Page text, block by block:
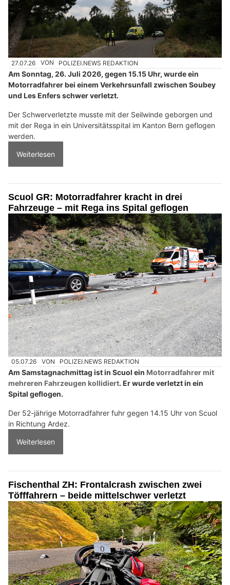
27.07.26 VON POLIZEI.NEWS REDAKTION
Am Sonntag, 26. Juli 2026, gegen 15.15 Uhr, wurde ein
Motorradfahrer bei einem Verkehrsunfall zwischen Soubey
und Les Enfers schwer verletzt.
Der Schwerverletzte musste mit der Seilwinde geborgen und
mit der Rega in ein Universitätsspital im Kanton Bern geflogen
werden.
Weiterlesen
Scuol GR: Motorradfahrer kracht in drei
Fahrzeuge – mit Rega ins Spital geflogen
05.07.26 VON POLIZEI.NEWS REDAKTION
Am Samstagnachmittag ist in Scuol ein Motorradfahrer mit
mehreren Fahrzeugen kollidiert. Er wurde verletzt in ein
Spital geflogen.
Der 52-jährige Motorradfahrer fuhr gegen 14.15 Uhr von Scuol
in Richtung Ardez.
Weiterlesen
Fischenthal ZH: Frontalcrash zwischen zwei
Töfffahrern – beide mittelschwer verletzt